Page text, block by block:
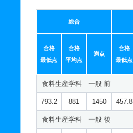
総合
合格
最低点
合格
平均点
満点
合格
最低点
食料生産学科 一般 前
793.2 881 1450 457.8
食料生産学科 一般 後